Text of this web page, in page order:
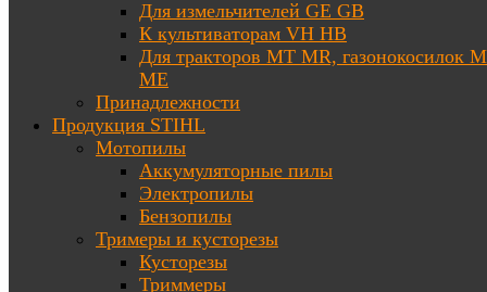
Для измельчителей GE GB
К культиваторам VH HB
Для тракторов МТ MR, газонокосилок
ME
Принадлежности
Продукция STIHL
Мотопилы
Аккумуляторные пилы
Электропилы
Бензопилы
Тримеры и кусторезы
Кусторезы
Триммеры